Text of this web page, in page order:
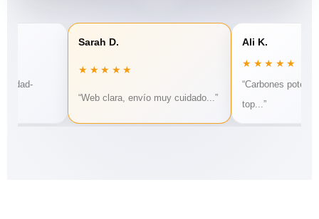
Sarah D.
★★★★★
“Web clara, envío muy cuidado...”
Ali K.
★★★★★
“Carbones
top...”